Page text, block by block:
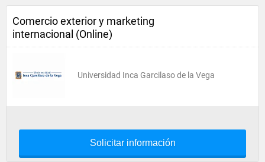
Comercio exterior y marketing
internacional (Online)
Universidad Inca Garcilaso de la Vega
Solicitar información